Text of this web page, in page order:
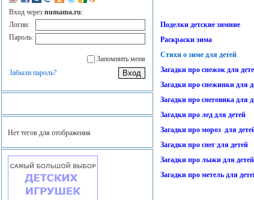
Вход через numama.ru:
Логин:
Пароль:
Запомнить меня
Забыли пароль?
Нет тегов для отображения
Поделки детские зимние
Раскраски зима
Стихи о зиме для детей
Загадки про снежок для
Загадки про снежинки для
Загадки про снеговика для
Загадки про лед для детей
Загадки про мороз для
Загадки про снег для детей
Загадки про лыжи для детей
Загадки про метель для